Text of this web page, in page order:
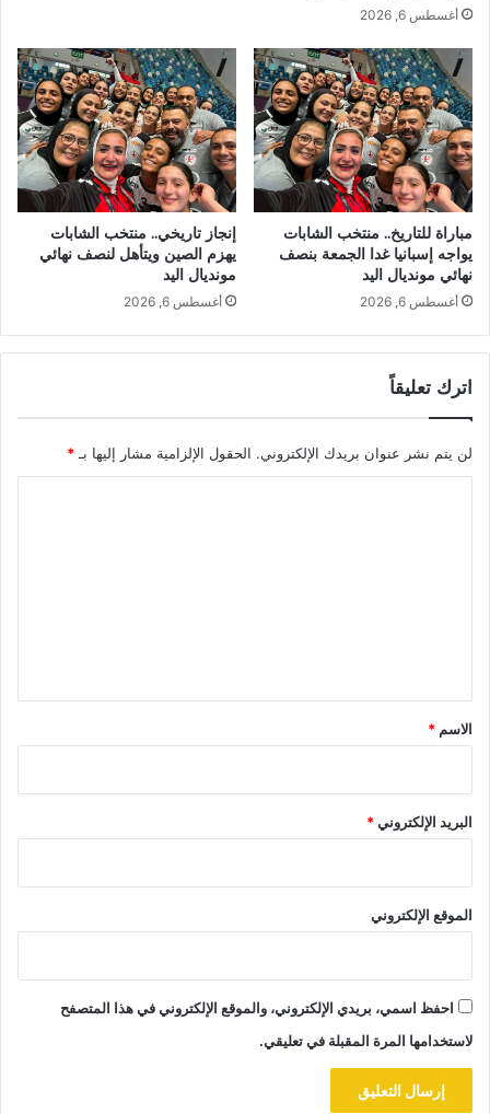
أغسطس 6, 2026
مباراة للتاريخ.. منتخب الشابات
يواجه إسبانيا غدا الجمعة بنصف
نهائي مونديال اليد
أغسطس 6, 2026
إنجاز تاريخي.. منتخب الشابات
يهزم الصين ويتأهل لنصف نهائي
مونديال اليد
أغسطس 6, 2026
اترك تعليقاً
لن يتم نشر عنوان بريدك الإلكتروني. الحقول الإلزامية مشار إليها بـ *
*
الاسم *
البريد الإلكتروني*
الموقع الإلكتروني
احفظ اسمي، بريدي الإلكتروني، والموقع الإلكتروني في هذا المتصفح
لاستخدامها المرة المقبلة في تعليقي.